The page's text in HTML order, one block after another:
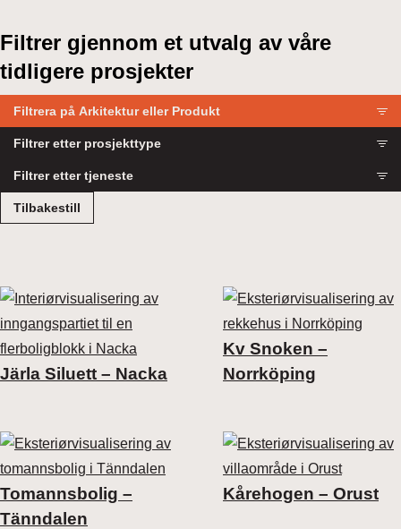
Filtrer gjennom et utvalg av våre
tidligere prosjekter
Filtrera på Arkitektur eller Produkt
Eiendom
Produkt
Filtrer etter prosjekttype
Leilighet
Rekkehus
Kommersiell eiendom
Møbler
Gulv
Emballasje
Industri
Annet
Filtrer etter tjeneste
Eksteriør visualisering
3D Visning
2D Sirkulær spasertur
Video
Plantegninger
Produktvisualisering
Tilbakestill
Järla Siluett – Nacka
Kv Snoken –
Norrköping
Tomannsbolig –
Tänndalen
Kårehogen – Orust